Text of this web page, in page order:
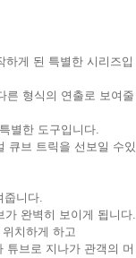
하게 된 특별한 시리즈입
른 형식의 연출로 보여줄
별한 도구입니다.
큐브 트릭을 선보일 수있
줍니다.
가 완벽히 보이게 됩니다.
치하게 하고
튜브로 지나가 관객의 머